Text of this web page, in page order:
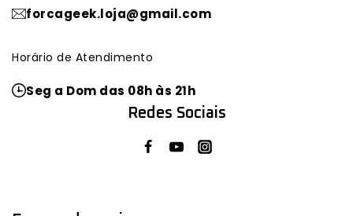
forcageek.loja@gmail.com
Horário de Atendimento
Seg a Dom das 08h às 21h
Redes Sociais